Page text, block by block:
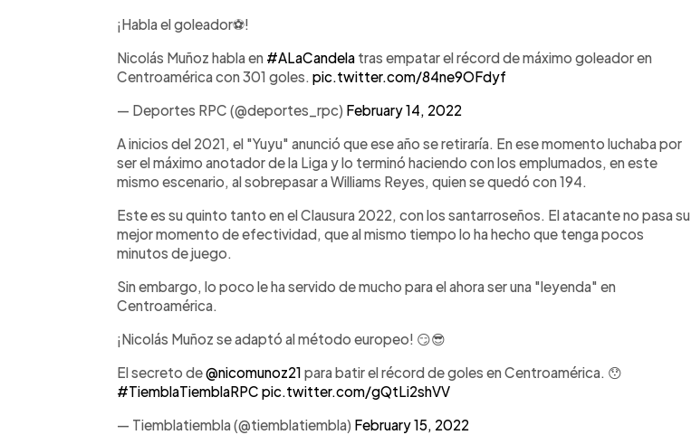
¡Habla el goleador⚽️!
Nicolás Muñoz habla en #ALaCandela tras empatar el récord de máximo goleador en
Centroamérica con 301 goles. pic.twitter.com/84ne9OFdyf
— Deportes RPC (@deportes_rpc) February 14, 2022
A inicios del 2021, el "Yuyu" anunció que ese año se retiraría. En ese momento luchaba por
ser el máximo anotador de la Liga y lo terminó haciendo con los emplumados, en este
mismo escenario, al sobrepasar a Williams Reyes, quien se quedó con 194.
Este es su quinto tanto en el Clausura 2022, con los santarroseños. El atacante no pasa su
mejor momento de efectividad, que al mismo tiempo lo ha hecho que tenga pocos
minutos de juego.
Sin embargo, lo poco le ha servido de mucho para el ahora ser una "leyenda" en
Centroamérica.
¡Nicolás Muñoz se adaptó al método europeo! 😏😎
El secreto de@nicomunoz21 para batir el récord de goles en Centroamérica. 😯
#TiemblaTiemblaRPC pic.twitter.com/gQtLi2shVV
— Tiemblatiembla (@tiemblatiembla) February 15, 2022